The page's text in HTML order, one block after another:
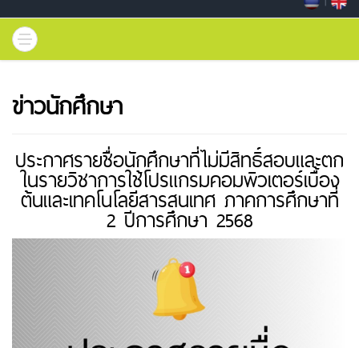
ข่าวนักศึกษา
ประกาศรายชื่อนักศึกษาที่ไม่มีสิทธิ์สอบและตก
ในรายวิชาการใช้โปรแกรมคอมพิวเตอร์เบื้อง
ต้นและเทคโนโลยีสารสนเทศ ภาคการศึกษาที่
2 ปีการศึกษา 2568